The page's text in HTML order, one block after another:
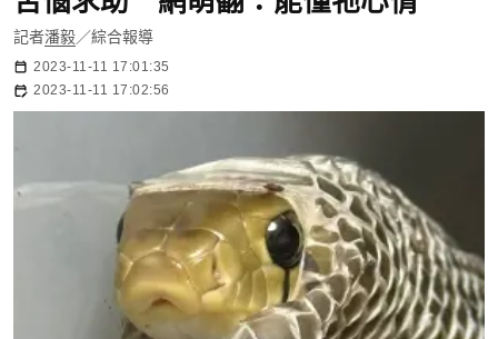
記者潘毅／綜合報導
2023-11-11 17:01:35
2023-11-11 17:02:56